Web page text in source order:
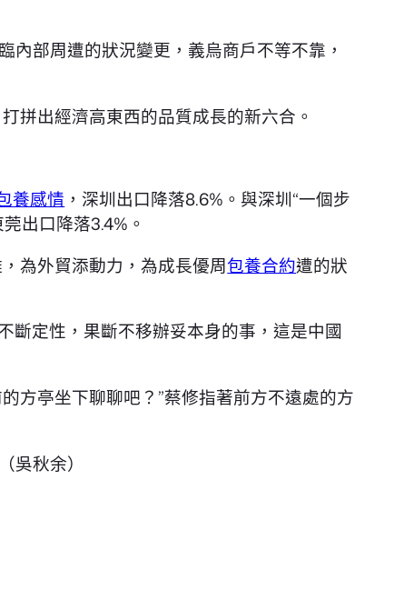
內部周遭的狀況變更，義烏商戶不等不靠，
拼出經濟高東西的品質成長的新六合。
養感情 ，深圳出口降落8.6%。與深圳“一個步
出口降落3.4%。
為外貿添動力，為成長優周包養合約遭的狀
斷定性，果斷不移辦妥本身的事，這是中國
方亭坐下聊聊吧？”蔡修指著前方不遠處的方
（吳秋余）